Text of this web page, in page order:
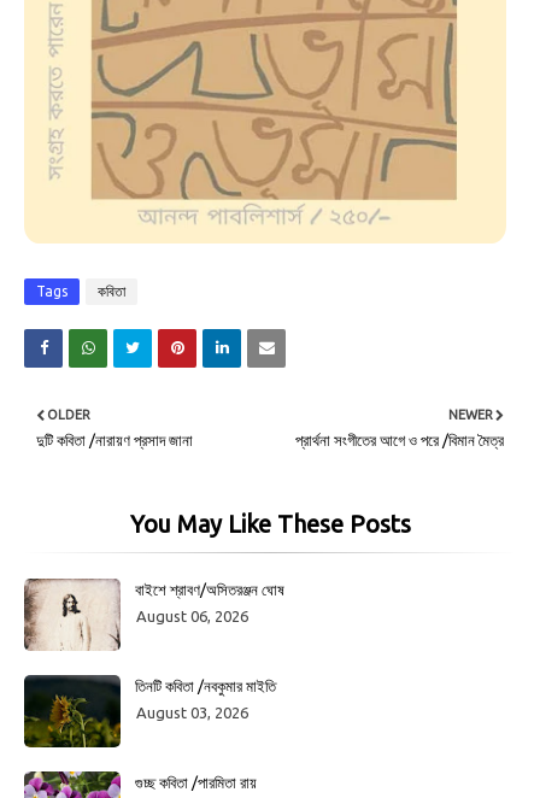
Tags কবিতা
NEWER
প্রার্থনা সংগীতের আগে ও পরে /বিমান মৈত্র
OLDER
দুটি কবিতা /নারায়ণ প্রসাদ জানা
You May Like These Posts
বাইশে শ্রাবণ/অসিতরঞ্জন ঘোষ
August 06, 2026
তিনটি কবিতা /নবকুমার মাইতি
August 03, 2026
গুচ্ছ কবিতা /পারমিতা রায়